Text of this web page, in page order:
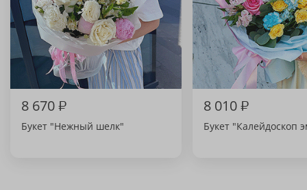
8 670₽
Букет "Нежный шелк"
8 010₽
Букет "Калейдоскоп